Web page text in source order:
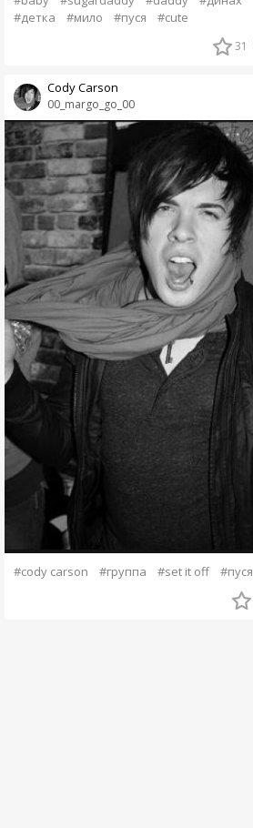
#детка
#мило #пуся #cute
31
00_margo_go_00
Cody Carson
#cody carson #группа #set it off #пуся